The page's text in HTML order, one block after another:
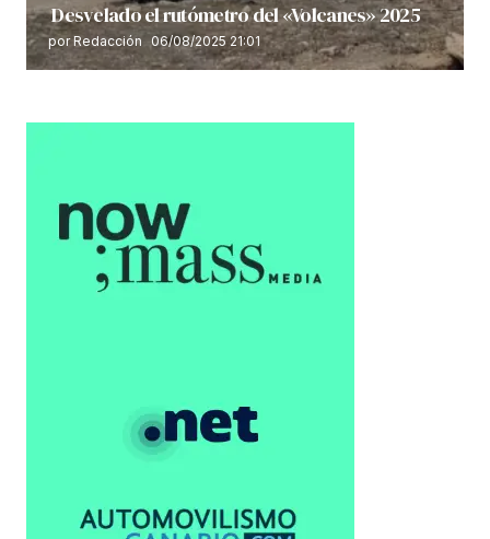
Desvelado el rutómetro del «Volcanes» 2025
por Redacción 06/08/2025 21:01